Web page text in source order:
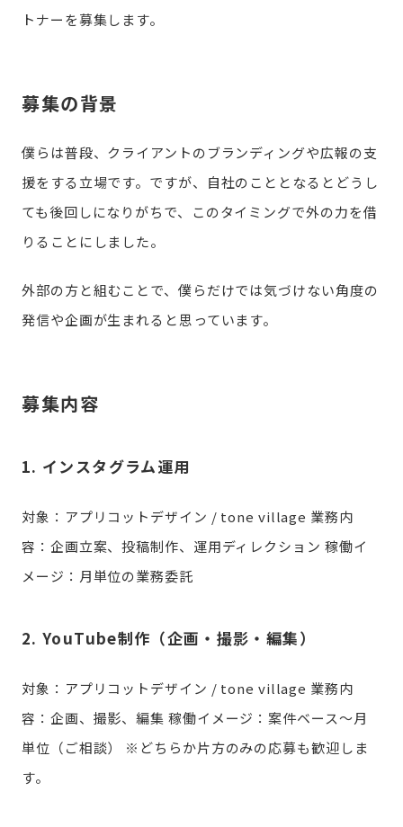
トナーを募集します。
募集の背景
僕らは普段、クライアントのブランディングや広報の支
援をする立場です。ですが、自社のこととなるとどうし
ても後回しになりがちで、このタイミングで外の力を借
りることにしました。
外部の方と組むことで、僕らだけでは気づけない角度の
発信や企画が生まれると思っています。
募集内容
1. インスタグラム運用
対象：アプリコットデザイン / tone village 業務内
容：企画立案、投稿制作、運用ディレクション 稼働イ
メージ：月単位の業務委託
2. YouTube制作（企画・撮影・編集）
対象：アプリコットデザイン / tone village 業務内
容：企画、撮影、編集 稼働イメージ：案件ベース〜月
単位（ご相談）
※どちらか片方のみの応募も歓迎しま
す。